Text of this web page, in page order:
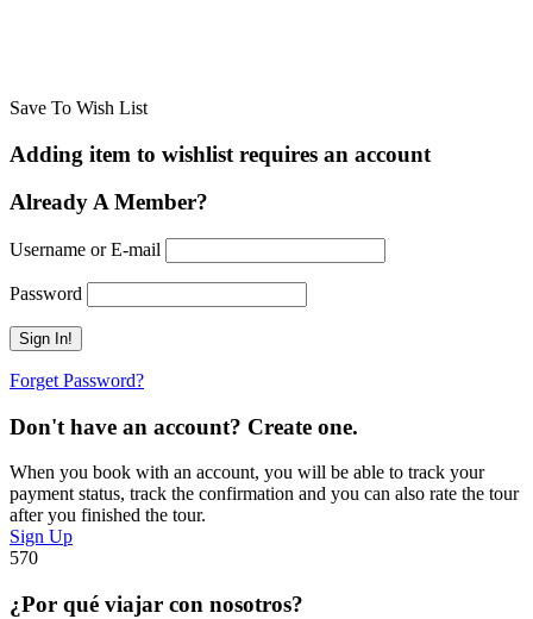
Save To Wish List
Adding item to wishlist requires an account
Already A Member?
Username or E-mail
Password
Forget Password?
Don't have an account? Create one.
When you book with an account, you will be able to track your
payment status, track the confirmation and you can also rate the tour
after you finished the tour.
Sign Up
570
¿Por qué viajar con nosotros?